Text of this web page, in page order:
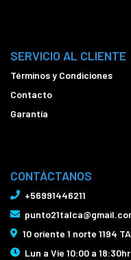
SERVICIO AL CLIENTE
Términos y Condiciones
Contacto
Garantía
CONTÁCTANOS
+56991446211
10 oriente 1 norte 1194
Lun a Vie 10:00 a